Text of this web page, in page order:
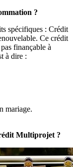
?
spécifiques : Crédit
Ce crédit
finançable à
à dire :
mariage.
Multiprojet ?